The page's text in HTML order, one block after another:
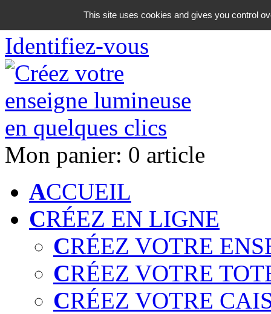
06 18 42 08 59
Identifiez-vous
Mon panier: 0 article
ACCUEIL
CRÉEZ EN LIGNE
CRÉEZ VOTRE
CRÉEZ VOTRE
CRÉEZ VOTRE
This site uses cookies and gives you control